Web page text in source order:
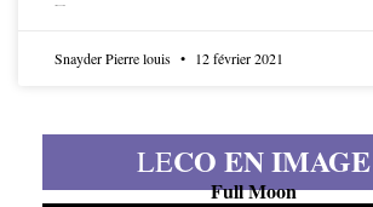
Snayder Pierre louis 12 février 2021
LECO EN IMAGE
Full Moon